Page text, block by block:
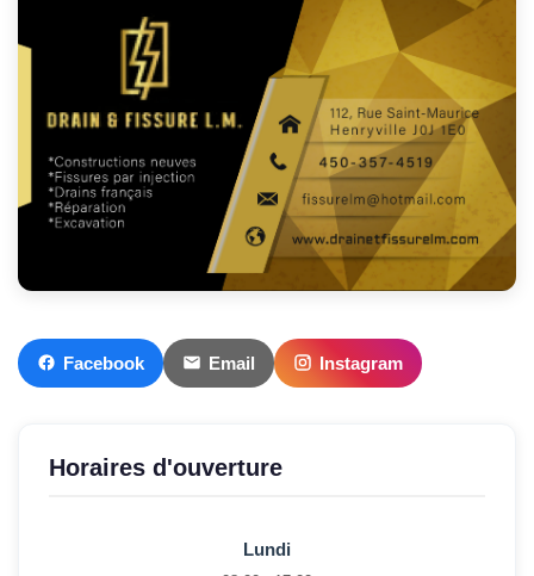
Facebook Email Instagram
Horaires d'ouverture
Lundi